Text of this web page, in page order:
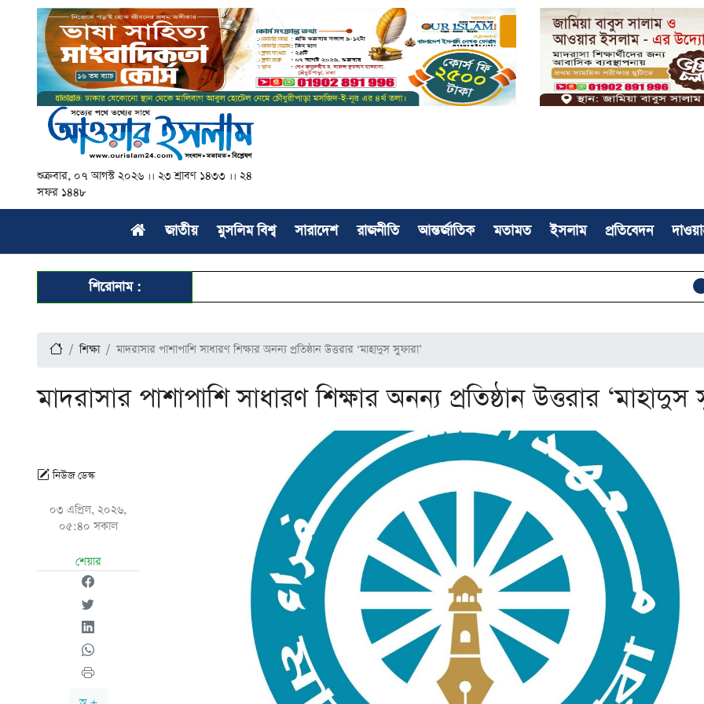
শুক্রবার, ০৭ আগস্ট ২০২৬ ।। ২৩ শ্রাবণ ১৪৩৩ ।। ২৪
সফর ১৪৪৮
জাতীয় মুসলিম বিশ্ব সারাদেশ রাজনীতি আন্তর্জাতিক মতামত ইসলাম প্রতিবেদন
শিরোনাম :
শিক্ষা মাদরাসার পাশাপাশি সাধারণ শিক্ষার অনন্য প্রতিষ্ঠান উত্তরার ‘মাহাদুস সুফারা’
মাদরাসার পাশাপাশি সাধারণ শিক্ষার অনন্য প্রতিষ্ঠান উত্তরার ‘মাহাদুস
নিউজ ডেস্ক
০৩ এপ্রিল, ২০২৬,
০৫:৪০ সকাল
শেয়ার